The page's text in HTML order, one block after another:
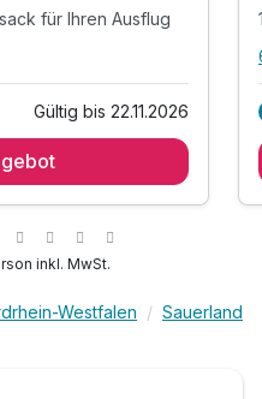
für Ihren Ausflug
vom Buffet
Mettwurst
Card*
+ Vergünstigungen
Gültig bis 22.11.2026
inkl. MwSt.
Westfalen
Sauerland